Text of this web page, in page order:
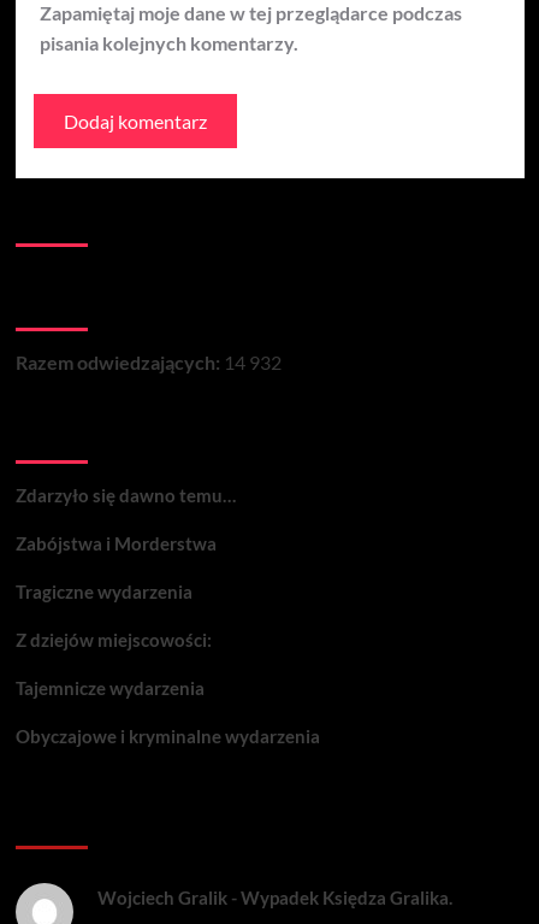
Zapamiętaj moje dane w tej przeglądarce podczas
pisania kolejnych komentarzy.
Razem odwiedzających: 14 932
Zdarzyło się dawno temu…
Zabójstwa i Morderstwa
Tragiczne wydarzenia
Z dziejów miejscowości:
Tajemnicze wydarzenia
Obyczajowe i kryminalne wydarzenia
Wojciech Gralik-Wypadek Księdza Gralika.